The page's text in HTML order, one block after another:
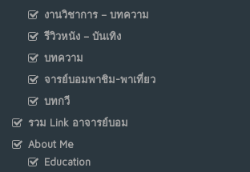
งานวิชาการ – บทความ
รีวิวหนัง – บันเทิง
บทความ
จารย์บอมพาชิม-พาเที่ยว
บทกวี
รวม Link อาจารย์บอม
About Me
Education